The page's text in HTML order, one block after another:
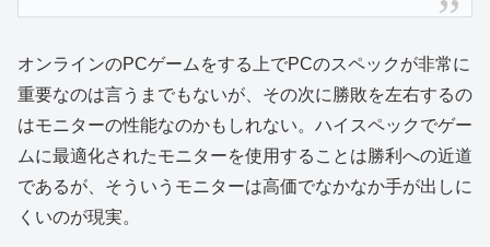
オンラインのPCゲームをする上でPCのスペックが非常に
重要なのは言うまでもないが、その次に勝敗を左右するの
はモニターの性能なのかもしれない。ハイスペックでゲー
ムに最適化されたモニターを使用することは勝利への近道
であるが、そういうモニターは高価でなかなか手が出しに
くいのが現実。